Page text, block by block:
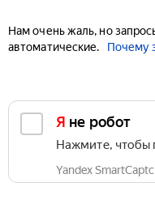
Нам очень жаль, но
автоматические.
Почему
Я не робот
Нажмите, чтобы
Yandex